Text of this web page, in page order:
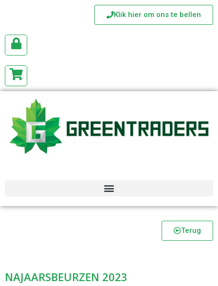
Klik hier om ons te bellen
Terug
NAJAARSBEURZEN 2023